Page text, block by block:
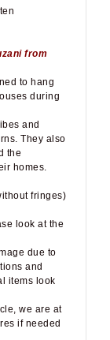
to hang
during
and
They also
the
homes.
fringes)
look at the
due to
and
items look
we are at
if needed